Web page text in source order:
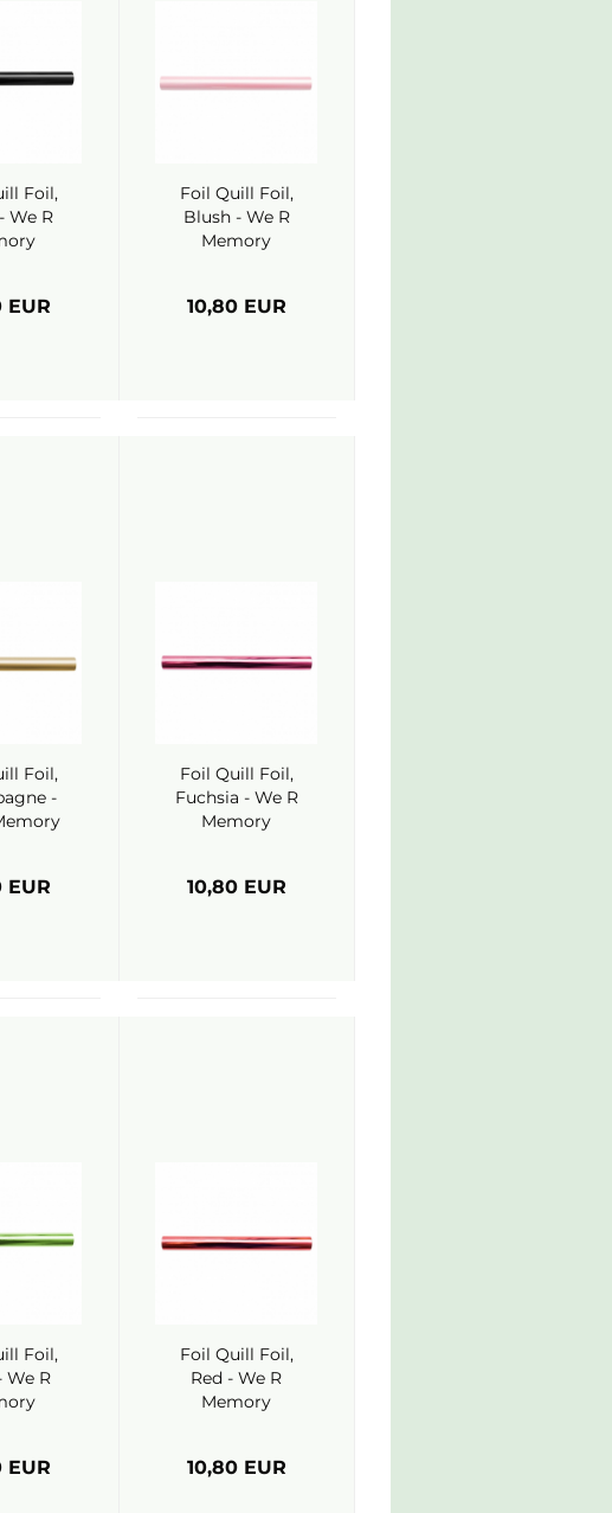
Foil,
We R
EUR
Foil Quill Foil,
Blush - We R
Memory
10,80 EUR
Foil,
-
EUR
Foil Quill Foil,
Fuchsia - We R
Memory
10,80 EUR
Foil,
We R
EUR
Foil Quill Foil,
Red - We R
Memory
10,80 EUR